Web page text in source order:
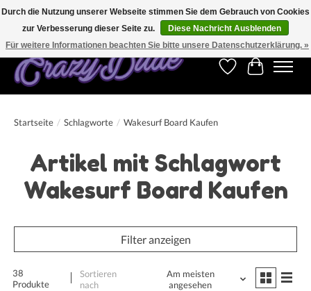
Kostenfreier Versand für Bestellungen ab 250 €. Weltweite Lieferung!
Wunschzettel
Ihr
Startseite / Schlagworte / Wakesurf Board Kaufen
Artikel mit Schlagwort
Wakesurf Board Kaufen
Filter anzeigen
38
Produkte
Sortieren
nach
Am meisten
angesehen
Durch die Nutzung unserer Webseite stimmen Sie dem Gebrauch von Cookies
zur Verbesserung dieser Seite zu.
Diese Nachricht Ausblenden
Für weitere Informationen beachten Sie bitte unsere Datenschutzerklärung. »